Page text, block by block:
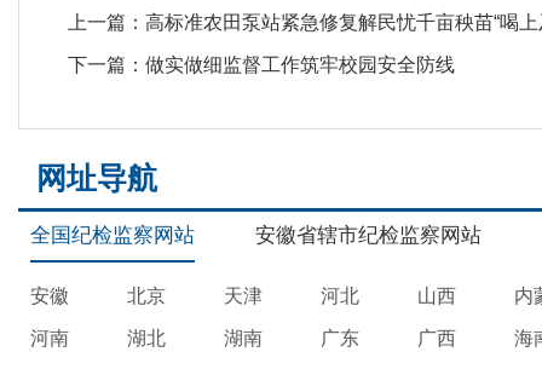
上一篇： 高标准农田泵站紧急修复解民忧千亩秧苗“喝上
下一篇： 做实做细监督工作筑牢校园安全防线
网址导航
全国纪检监察网站 安徽省辖市纪检监察网站
安徽 北京 天津 河北 山西 内
河南 湖北 湖南 广东 广西 海